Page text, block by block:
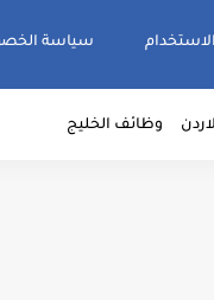
سياسة
وظائف الخليج